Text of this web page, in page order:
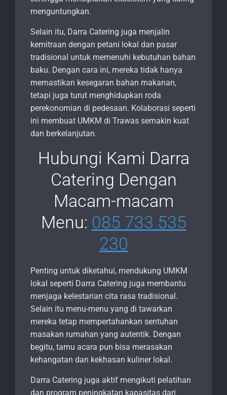
menguntungkan.
Selain itu, Darra Catering juga menjalin
kemitraan dengan petani lokal dan pasar
tradisional untuk memenuhi kebutuhan bahan
baku. Dengan cara ini, mereka tidak hanya
memastikan kesegaran bahan makanan,
tetapi juga turut menghidupkan roda
perekonomian di pedesaan. Kolaborasi seperti
ini membuat UMKM di Trawas semakin kuat
dan berkelanjutan.
Hubungi Kami Darra
Catering Dengan
Macam-macam
Menu: 085 733 535
230
Penting untuk diketahui, mendukung UMKM
lokal seperti Darra Catering juga membantu
menjaga kelestarian cita rasa tradisional.
Selain itu menu-menu yang di tawarkan
mereka tetap mempertahankan sentuhan
masakan rumahan yang autentik. Dengan
begitu, tamu acara pun bisa merasakan
kehangatan dan kekhasan kuliner lokal.
Darra Catering juga aktif mengikuti pelatihan
dan program peningkatan kapasitas dari